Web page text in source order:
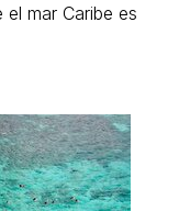
mar Caribe es